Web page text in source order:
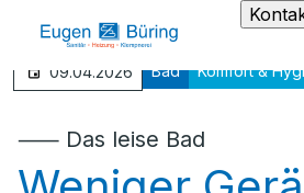
09.04.2026 Bad Komfort &
⸺ Das leise Bad